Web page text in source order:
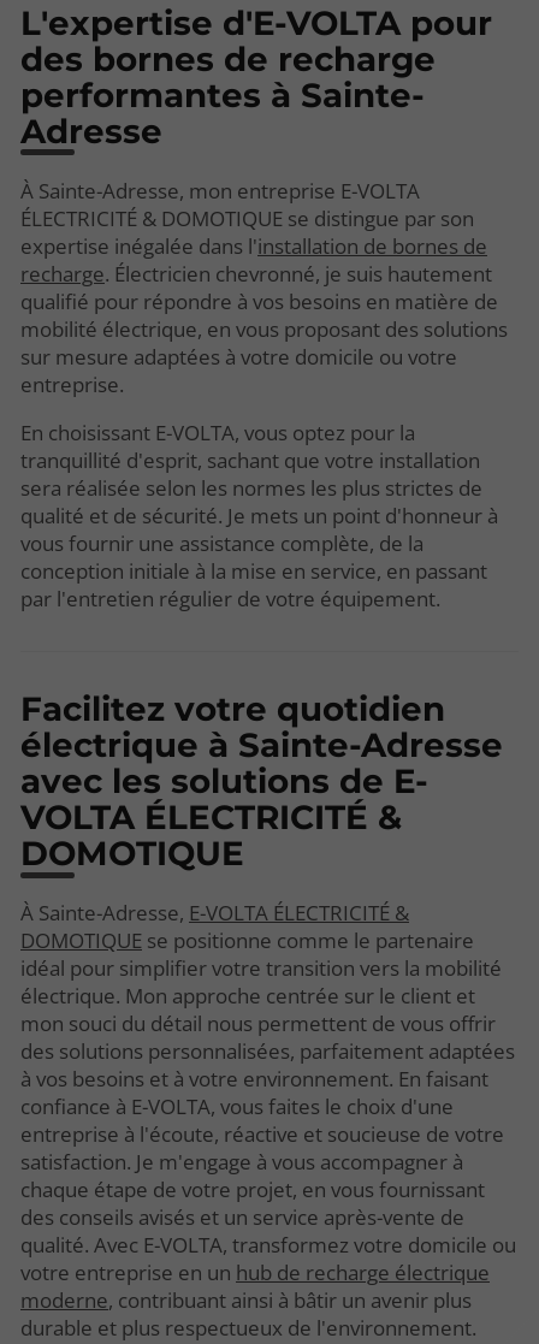
L'expertise d'E-VOLTA pour
des bornes de recharge
performantes à Sainte-
Adresse
À Sainte-Adresse, mon entreprise E-VOLTA
ÉLECTRICITÉ & DOMOTIQUE se distingue par son
expertise inégalée dans l'installation de bornes de
recharge. Électricien chevronné, je suis hautement
qualifié pour répondre à vos besoins en matière de
mobilité électrique, en vous proposant des solutions
sur mesure adaptées à votre domicile ou votre
entreprise.
En choisissant E-VOLTA, vous optez pour la
tranquillité d'esprit, sachant que votre installation
sera réalisée selon les normes les plus strictes de
qualité et de sécurité. Je mets un point d'honneur à
vous fournir une assistance complète, de la
conception initiale à la mise en service, en passant
par l'entretien régulier de votre équipement.
Facilitez votre quotidien
électrique à Sainte-Adresse
avec les solutions de E-
VOLTA ÉLECTRICITÉ &
DOMOTIQUE
À Sainte-Adresse, E-VOLTA ÉLECTRICITÉ &
DOMOTIQUE se positionne comme le partenaire
idéal pour simplifier votre transition vers la mobilité
électrique. Mon approche centrée sur le client et
mon souci du détail nous permettent de vous offrir
des solutions personnalisées, parfaitement adaptées
à vos besoins et à votre environnement. En faisant
confiance à E-VOLTA, vous faites le choix d'une
entreprise à l'écoute, réactive et soucieuse de votre
satisfaction. Je m'engage à vous accompagner à
chaque étape de votre projet, en vous fournissant
des conseils avisés et un service après-vente de
qualité. Avec E-VOLTA, transformez votre domicile ou
votre entreprise en un hub de recharge électrique
moderne, contribuant ainsi à bâtir un avenir plus
durable et plus respectueux de l'environnement.